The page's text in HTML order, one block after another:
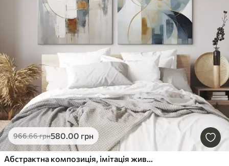
966.66грн580.00 грн
Абстрактна композиція, імітація живопису